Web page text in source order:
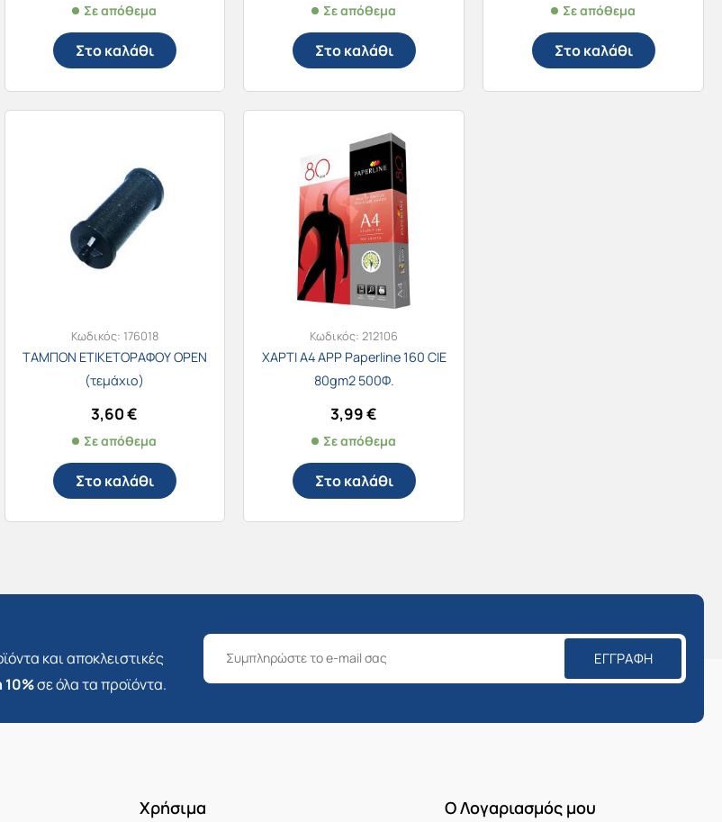
Σε απόθεμα
Στο καλάθι
Σε απόθεμα
Στο καλάθι
Σε απόθεμα
Στο καλάθι
Κωδικός: 176018
ΤΑΜΠΟΝ ΕΤΙΚΕΤΟΡΑΦΟΥ OPEN
(τεμάχιο)
3,60€
Σε απόθεμα
Στο καλάθι
Κωδικός: 212106
ΧΑΡΤΙ Α4 APP Paperline 160 CIE
80gm2 500Φ.
3,99€
Σε απόθεμα
Στο καλάθι
και αποκλειστικές
σε όλα τα προϊόντα.
ΕΓΓΡΑΦΉ
Χρήσιμα Ο Λογαριασμός μου